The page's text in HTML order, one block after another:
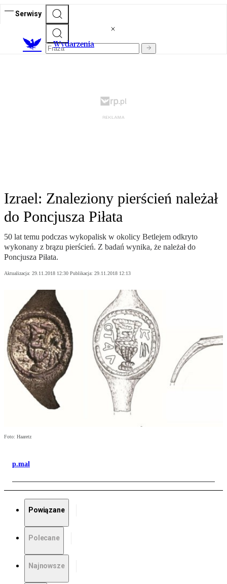
Serwisy
Wydarzenia
Izrael: Znaleziony pierścień należał
do Poncjusza Piłata
50 lat temu podczas wykopalisk w okolicy Betlejem odkryto
wykonany z brązu pierścień. Z badań wynika, że należał do
Poncjusza Piłata.
Aktualizacja: 29.11.2018 12:30 Publikacja: 29.11.2018 12:13
Foto: Haaretz
p.mal
Powiązane
Polecane
Najnowsze